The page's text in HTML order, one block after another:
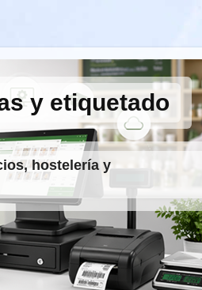
y etiquetado
hostelería y